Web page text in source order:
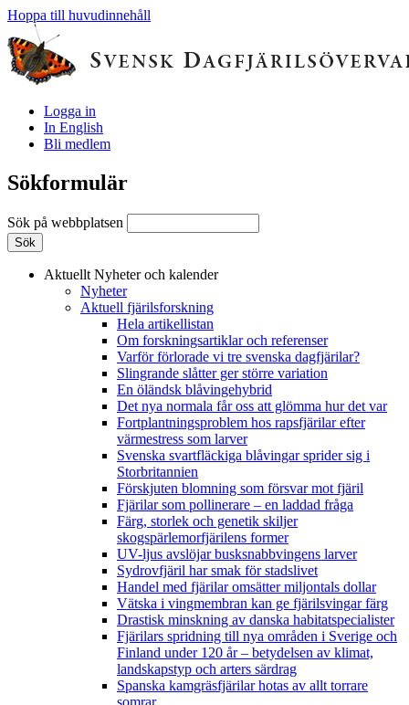
Hoppa till huvudinnehåll
Logga in
In English
Bli medlem
Sökformulär
Sök på webbplatsen
Aktuellt Nyheter och kalender
Nyheter
Aktuell fjärilsforskning
Hela artikellistan
Om forskningsartiklar och referenser
Varför förlorade vi tre svenska dagfjärilar?
Slingrande slåtter ger större variation
En öländsk blåvingehybrid
Det nya normala får oss att glömma hur det var
Fortplantningsproblem hos rapsfjärilar efter
värmestress som larver
Svenska svartfläckiga blåvingar sprider sig i
Storbritannien
Förskjuten blomning som försvar mot fjäril
Fjärilar som pollinerare – en laddad fråga
Färg, storlek och genetik skiljer
skogspärlemorfjärilens former
UV-ljus avslöjar busksnabbvingens larver
Sydrovfjäril har smak för stadslivet
Handel med fjärilar omsätter miljontals dollar
Vätska i vingmembran kan ge fjärilsvingar färg
Drastisk minskning av danska habitatspecialister
Fjärilars spridning till nya områden i Sverige och
Finland under 120 år– betydelsen av klimat,
landskapstyp och arters särdrag
Spanska kamgräsfjärilar hotas av allt torrare
somrar